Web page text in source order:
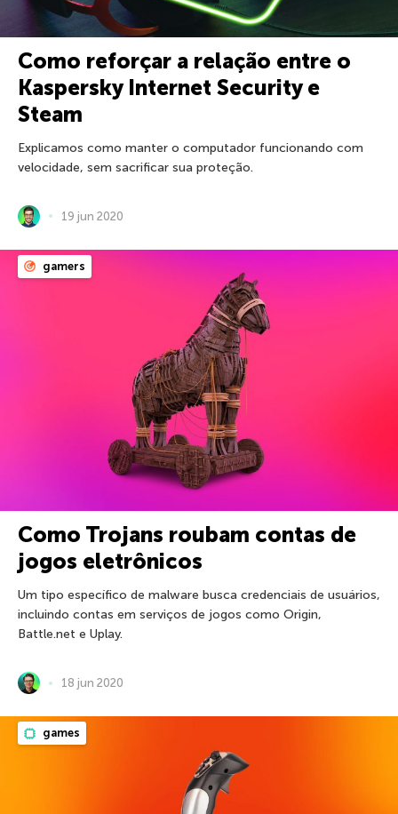
Como reforçar a relação entre o
Kaspersky Internet Security e
Steam
Explicamos como manter o computador funcionando com
velocidade, sem sacrificar sua proteção.
19 jun 2020
gamers
Como Trojans roubam contas de
jogos eletrônicos
Um tipo específico de malware busca credenciais de usuários,
incluindo contas em serviços de jogos como Origin,
Battle.net e Uplay.
18 jun 2020
games